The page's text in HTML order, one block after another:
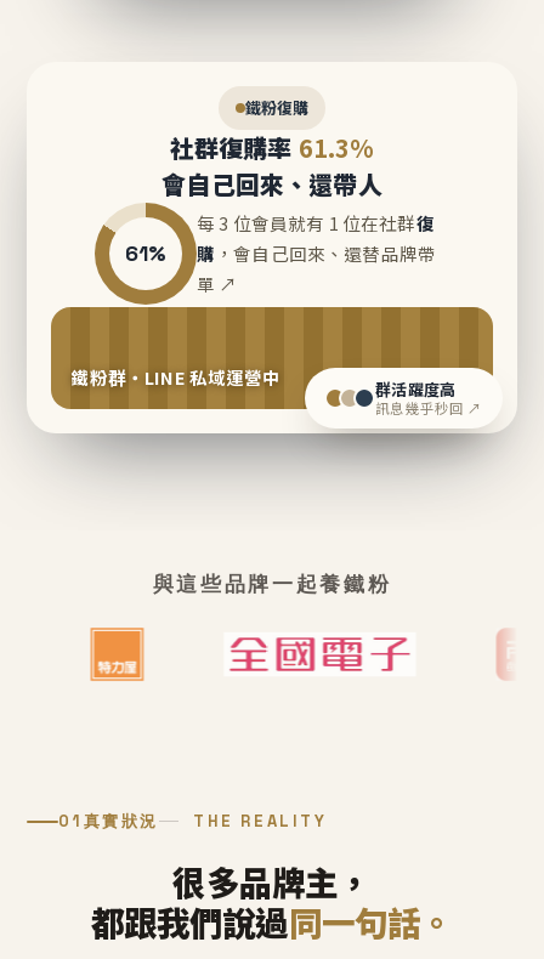
鐵粉復購
社群復購率 61.3%
會自己回來、還帶人
61%
每 3 位會員就有 1 位在社群復
購 ，會自己回來、還替品牌帶
單 ↗
鐵粉群・LINE 私域運營中 群活躍度高
訊息幾乎秒回 ↗
與這些品牌一起養鐵粉
01 真實狀況 THE REALITY
很多品牌主，
都跟我們說過同一句話。